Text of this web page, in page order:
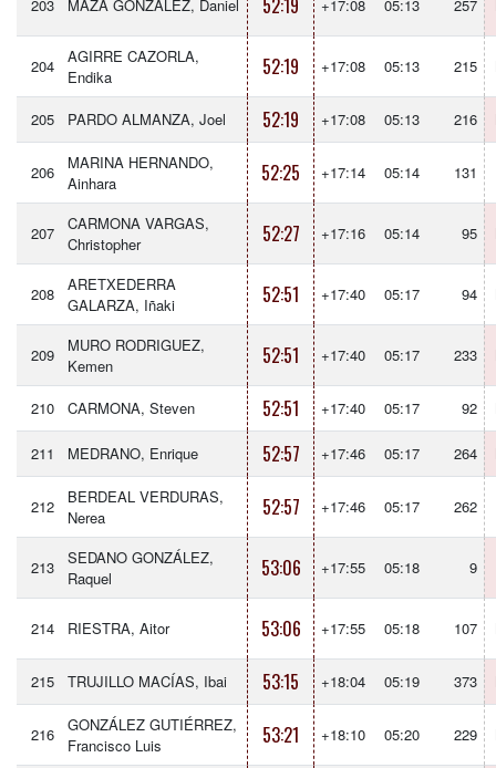
203 MAZA GONZÁLEZ, Daniel 52:19 +17:08 05:13 257
204
AGIRRE CAZORLA,
Endika
52:19 +17:08 05:13 215
205 PARDO ALMANZA, Joel 52:19 +17:08 05:13 216
206
MARINA HERNANDO,
Ainhara
52:25 +17:14 05:14 131
207
CARMONA VARGAS,
Christopher
52:27 +17:16 05:14 95
208
ARETXEDERRA
GALARZA, Iñaki
52:51 +17:40 05:17 94
209
MURO RODRIGUEZ,
Kemen
52:51 +17:40 05:17 233
210 CARMONA, Steven 52:51 +17:40 05:17 92
211 MEDRANO, Enrique 52:57 +17:46 05:17 264
212
BERDEAL VERDURAS,
Nerea
52:57 +17:46 05:17 262
213
SEDANO GONZÁLEZ,
Raquel
53:06 +17:55 05:18 9
214 RIESTRA, Aitor 53:06 +17:55 05:18 107
215 TRUJILLO MACÍAS, Ibai 53:15 +18:04 05:19 373
216
GONZÁLEZ GUTIÉRREZ,
Francisco Luis
53:21 +18:10 05:20 229